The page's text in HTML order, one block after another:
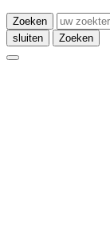
Zoeken
sluiten
Zoeken